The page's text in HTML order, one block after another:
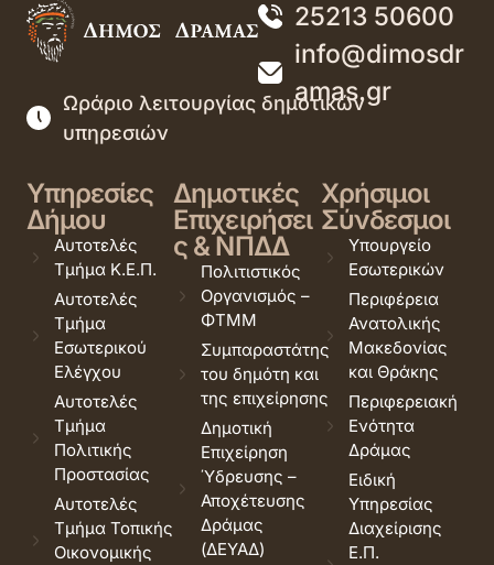
25213 50600
info@dimosdr
amas.gr
Ωράριο λειτουργίας δημοτικών
υπηρεσιών
Υπηρεσίες
Δήμου
Αυτοτελές
Τμήμα Κ.Ε.Π.
Αυτοτελές
Τμήμα
Εσωτερικού
Ελέγχου
Αυτοτελές
Τμήμα
Πολιτικής
Προστασίας
Αυτοτελές
Τμήμα Τοπικής
Οικονομικής
Δημοτικές
Επιχειρήσει
ς & ΝΠΔΔ
Πολιτιστικός
Οργανισμός –
ΦΤΜΜ
Συμπαραστάτης
του δημότη και
της επιχείρησης
Δημοτική
Επιχείρηση
Ύδρευσης –
Αποχέτευσης
Δράμας
(ΔΕΥΑΔ)
Χρήσιμοι
Σύνδεσμοι
Υπουργείο
Εσωτερικών
Περιφέρεια
Ανατολικής
Μακεδονίας
και Θράκης
Περιφερειακή
Ενότητα
Δράμας
Ειδική
Υπηρεσίας
Διαχείρισης
Ε.Π.